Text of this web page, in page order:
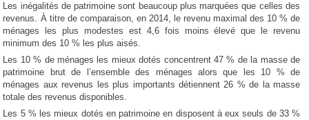
Les inégalités de patrimoine sont beaucoup plus marquées que celles des
revenus. À titre de comparaison, en 2014, le revenu maximal des 10 % de
ménages les plus modestes est 4,6 fois moins élevé que le revenu
minimum des 10 % les plus aisés.
Les 10 % de ménages les mieux dotés concentrent 47 % de la masse de
patrimoine brut de l’ensemble des ménages alors que les 10 % de
ménages aux revenus les plus importants détiennent 26 % de la masse
totale des revenus disponibles.
Les 5 % les mieux dotés en patrimoine en disposent à eux seuls de 33 %